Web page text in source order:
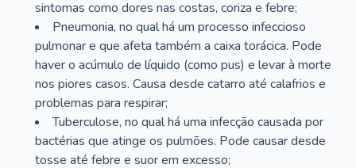
sintomas como dores nas costas, coriza e febre;
Pneumonia, no qual há um processo infeccioso
pulmonar e que afeta também a caixa torácica. Pode
haver o acúmulo de líquido (como pus) e levar à morte
nos piores casos. Causa desde catarro até calafrios e
problemas para respirar;
Tuberculose, no qual há uma infecção causada por
bactérias que atinge os pulmões. Pode causar desde
tosse até febre e suor em excesso;